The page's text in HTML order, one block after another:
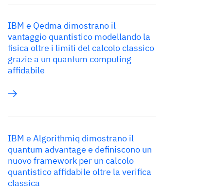
IBM e Qedma dimostrano il
vantaggio quantistico modellando la
fisica oltre i limiti del calcolo classico
grazie a un quantum computing
affidabile
IBM e Algorithmiq dimostrano il
quantum advantage e definiscono un
nuovo framework per un calcolo
quantistico affidabile oltre la verifica
classica